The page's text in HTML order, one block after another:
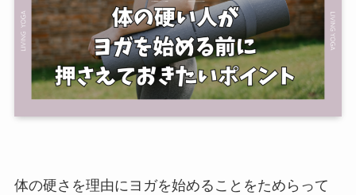
体の硬さを理由にヨガを始めることをためらって